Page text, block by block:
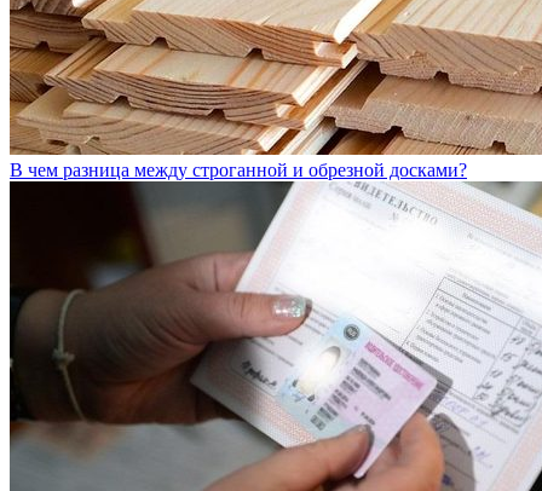
В чем разница между строганной и обрезной досками?